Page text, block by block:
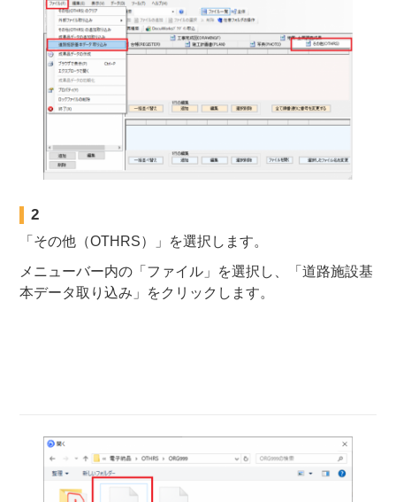
2
「その他（OTHRS）」を選択します。
メニューバー内の「ファイル」を選択し、「道路施設基
本データ取り込み」をクリックします。